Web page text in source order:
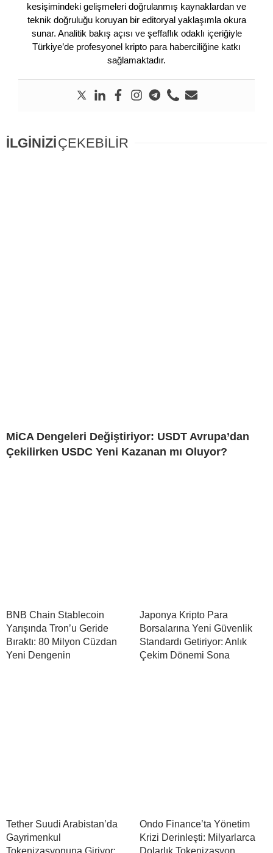
kesişimindeki gelişmeleri doğrulanmış kaynaklardan ve
teknik doğruluğu koruyan bir editoryal yaklaşımla okura
sunar. Analitik bakış açısı ve şeffaflık odaklı içeriğiyle
Türkiye’de profesyonel kripto para haberciliğine katkı
sağlamaktadır.
İLGİNİZİÇEKEBİLİR
MiCA Dengeleri Değiştiriyor: USDT Avrupa’dan
Çekilirken USDC Yeni Kazanan mı Oluyor?
BNB Chain Stablecoin
Yarışında Tron’u Geride
Bıraktı: 80 Milyon Cüzdan
Yeni Dengenin
Japonya Kripto Para
Borsalarına Yeni Güvenlik
Standardı Getiriyor: Anlık
Çekim Dönemi Sona
Tether Suudi Arabistan’da
Gayrimenkul
Tokenizasyonuna Giriyor:
Ondo Finance’ta Yönetim
Krizi Derinleşti: Milyarlarca
Dolarlık Tokenizasyon